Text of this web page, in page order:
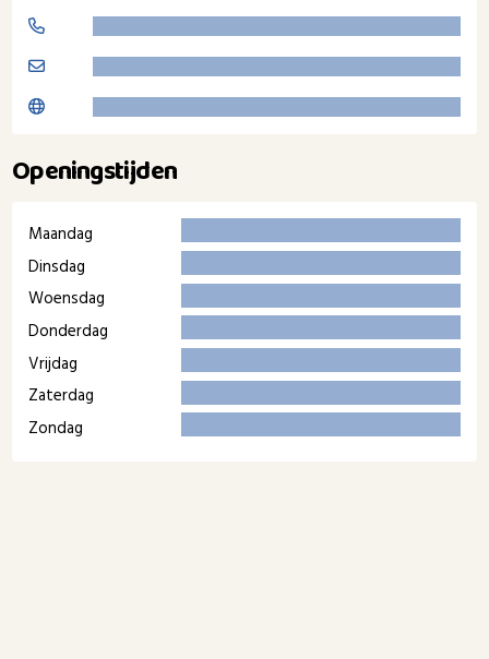
Openingstijden
Maandag
Dinsdag
Woensdag
Donderdag
Vrijdag
Zaterdag
Zondag